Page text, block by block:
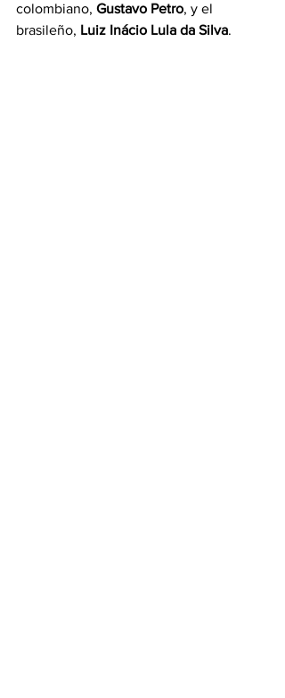
colombiano, Gustavo Petro, y el
brasileño, Luiz Inácio Lula da Silva.